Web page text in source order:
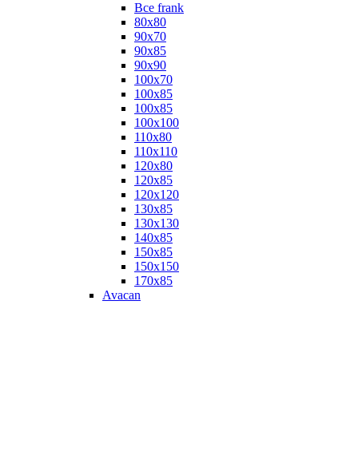
Все frank
80х80
90х70
90х85
90х90
100х70
100х85
100х85
100х100
110х80
110х110
120х80
120х85
120х120
130х85
130х130
140х85
150х85
150х150
170х85
Avacan